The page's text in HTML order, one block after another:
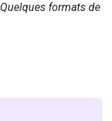
Quelques formats de